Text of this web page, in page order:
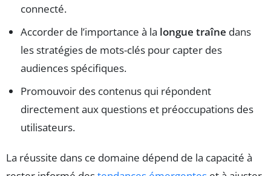
connecté.
Accorder de l’importance à la longue traîne dans
les stratégies de mots-clés pour capter des
audiences spécifiques.
Promouvoir des contenus qui répondent
directement aux questions et préoccupations des
utilisateurs.
La réussite dans ce domaine dépend de la capacité à